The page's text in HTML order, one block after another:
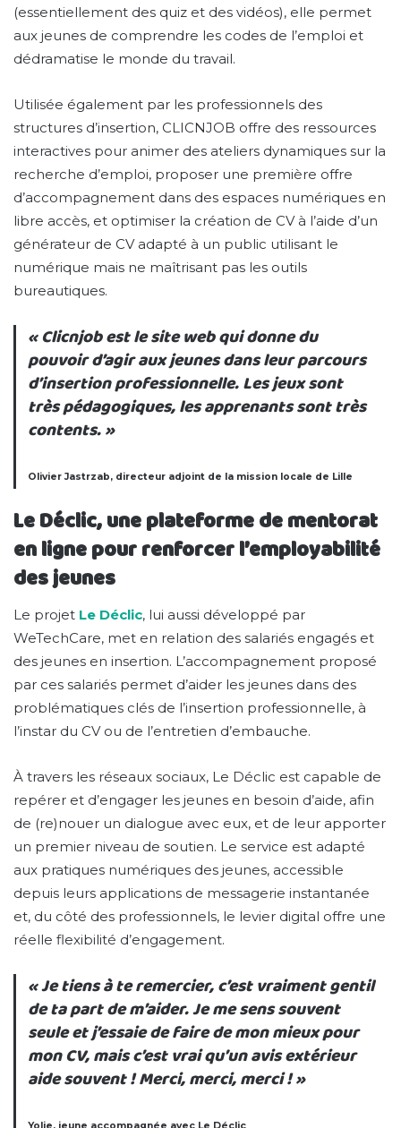
(essentiellement des quiz et des vidéos), elle permet
aux jeunes de comprendre les codes de l’emploi et
dédramatise le monde du travail.
Utilisée également par les professionnels des
structures d’insertion, CLICNJOB offre des ressources
interactives pour animer des ateliers dynamiques sur la
recherche d’emploi, proposer une première offre
d’accompagnement dans des espaces numériques en
libre accès, et optimiser la création de CV à l’aide d’un
générateur de CV adapté à un public utilisant le
numérique mais ne maîtrisant pas les outils
bureautiques.
« Clicnjob est le site web qui donne du
pouvoir d’agir aux jeunes dans leur parcours
d’insertion professionnelle. Les jeux sont
très pédagogiques, les apprenants sont très
contents. »
Olivier Jastrzab, directeur adjoint de la mission locale de Lille
Le Déclic, une plateforme de mentorat
en ligne pour renforcer l’employabilité
des jeunes
Le projet Le Déclic, lui aussi développé par
WeTechCare, met en relation des salariés engagés et
des jeunes en insertion. L’accompagnement proposé
par ces salariés permet d’aider les jeunes dans des
problématiques clés de l’insertion professionnelle, à
l’instar du CV ou de l’entretien d’embauche.
À travers les réseaux sociaux, Le Déclic est capable de
repérer et d’engager les jeunes en besoin d’aide, afin
de (re)nouer un dialogue avec eux, et de leur apporter
un premier niveau de soutien. Le service est adapté
aux pratiques numériques des jeunes, accessible
depuis leurs applications de messagerie instantanée
et, du côté des professionnels, le levier digital offre une
réelle flexibilité d’engagement.
« Je tiens à te remercier, c’est vraiment gentil
de ta part de m’aider. Je me sens souvent
seule et j’essaie de faire de mon mieux pour
mon CV, mais c’est vrai qu’un avis extérieur
aide souvent ! Merci, merci, merci ! »
Yolie, jeune accompagnée avec Le Déclic